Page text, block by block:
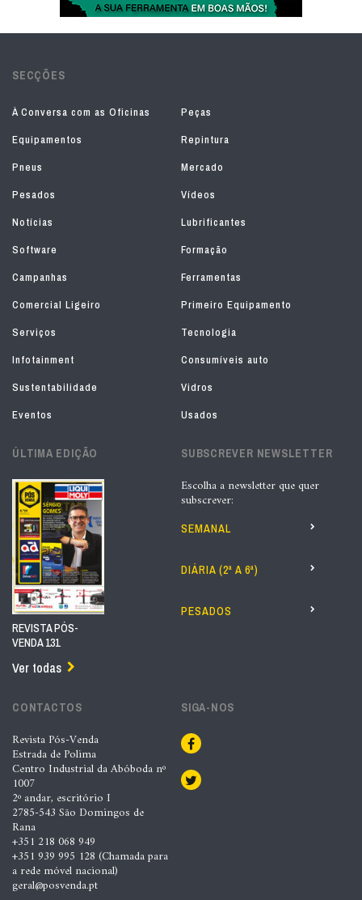
SECÇÕES
À Conversa com as Oficinas
Peças
Equipamentos
Repintura
Pneus
Mercado
Pesados
Vídeos
Notícias
Lubrificantes
Software
Formação
Campanhas
Ferramentas
Comercial Ligeiro
Primeiro Equipamento
Serviços
Tecnologia
Infotainment
Consumíveis auto
Sustentabilidade
Vidros
Eventos
Usados
ÚLTIMA EDIÇÃO
REVISTA PÓS-
VENDA 131
Ver todas
SUBSCREVER NEWSLETTER
Escolha a newsletter que quer
subscrever:
SEMANAL
DIÁRIA (2ª A 6ª)
PESADOS
CONTACTOS
Revista Pós-Venda
Estrada de Polima
Centro Industrial da Abóboda nº
1007
2º andar, escritório I
2785-543 São Domingos de
Rana
+351 218 068 949
+351 939 995 128 (Chamada para
a rede móvel nacional)
geral@posvenda.pt
SIGA-NOS